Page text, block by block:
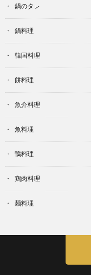
鍋のタレ
鍋料理
韓国料理
餅料理
魚介料理
魚料理
鴨料理
鶏肉料理
麺料理